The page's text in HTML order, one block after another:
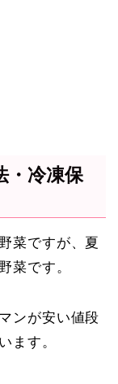
・冷凍保
菜ですが、夏
菜です。
ンが安い値段
ます。